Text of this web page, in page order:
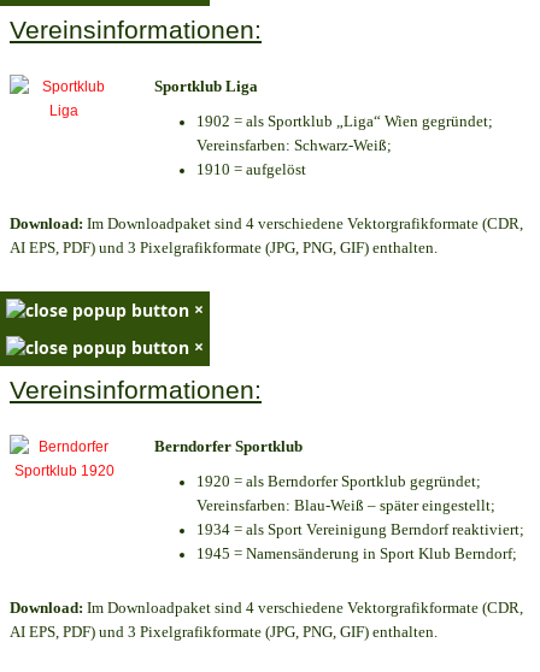
Vereinsinformationen:
Sportklub Liga
1902 = als Sportklub „Liga“ Wien gegründet;
Vereinsfarben: Schwarz-Weiß;
1910 = aufgelöst
Download: Im Downloadpaket sind 4 verschiedene Vektorgrafikformate (CDR,
AI EPS, PDF) und 3 Pixelgrafikformate (JPG, PNG, GIF) enthalten.
×
×
Vereinsinformationen:
Berndorfer Sportklub
1920 = als Berndorfer Sportklub gegründet;
Vereinsfarben: Blau-Weiß – später eingestellt;
1934 = als Sport Vereinigung Berndorf reaktiviert;
1945 = Namensänderung in Sport Klub Berndorf;
Download: Im Downloadpaket sind 4 verschiedene Vektorgrafikformate (CDR,
AI EPS, PDF) und 3 Pixelgrafikformate (JPG, PNG, GIF) enthalten.